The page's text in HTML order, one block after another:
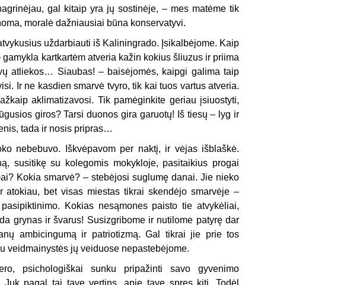
gal kitaip yra jų sostinėje, – mes matėme tik
moralė dažniausiai būna konservatyvi.
uždarbiauti iš Kaliningrado. Įsikalbėjome. Kaip
kartkartėm atveria kažin kokius šliuzus ir priima
atliekos… Siaubas! – baisėjomės, kaipgi galima taip
Ir ne kasdien smarvė tvyro, tik kai tuos vartus atveria.
aklimatizavosi. Tik pamėginkite geriau įsiuostyti,
giros? Tarsi duonos gira garuotų! Iš tiesų – lyg ir
tada ir nosis pripras…
nebebuvo. Iškvėpavom per naktį, ir vėjas išblaškė.
susitikę su kolegomis mokykloje, pasitaikius progai
Kokia smarvė? – stebėjosi suglumę danai. Jie nieko
bet visas miestas tikrai skendėjo smarvėje –
Kokias nesąmones paisto tie atvykėliai,
grynas ir švarus! Susizgribome ir nutilome patyrę dar
ambicingumą ir patriotizmą. Gal tikrai jie prie tos
veidmainystės jų veiduose nepastebėjome.
psichologiškai sunku pripažinti savo gyvenimo
pagal tai tave vertins, apie tave spręs kiti. Todėl